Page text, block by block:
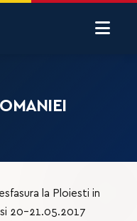
la Ploiesti in
20-21.05.2017